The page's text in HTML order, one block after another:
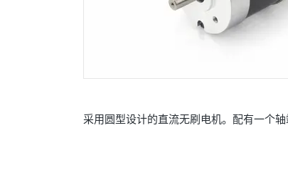
采用圆型设计的直流无刷电机。配有一个轴